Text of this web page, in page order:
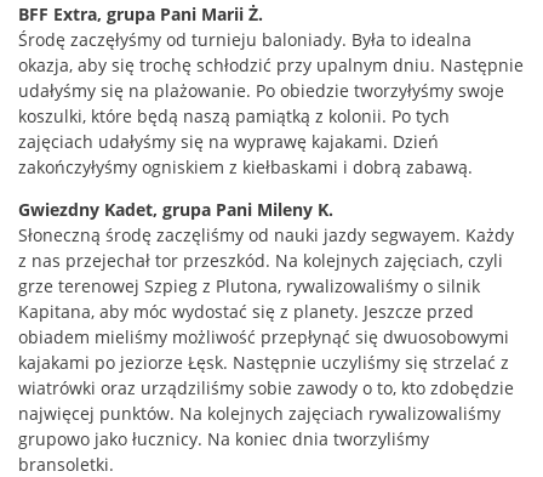
BFF Extra, grupa Pani Marii Ż.
Środę zaczęłyśmy od turnieju baloniady. Była to idealna
okazja, aby się trochę schłodzić przy upalnym dniu. Następnie
udałyśmy się na plażowanie. Po obiedzie tworzyłyśmy swoje
koszulki, które będą naszą pamiątką z kolonii. Po tych
zajęciach udałyśmy się na wyprawę kajakami. Dzień
zakończyłyśmy ogniskiem z kiełbaskami i dobrą zabawą.
Gwiezdny Kadet, grupa Pani Mileny K.
Słoneczną środę zaczęliśmy od nauki jazdy segwayem. Każdy
z nas przejechał tor przeszkód. Na kolejnych zajęciach, czyli
grze terenowej Szpieg z Plutona, rywalizowaliśmy o silnik
Kapitana, aby móc wydostać się z planety. Jeszcze przed
obiadem mieliśmy możliwość przepłynąć się dwuosobowymi
kajakami po jeziorze Łęsk. Następnie uczyliśmy się strzelać z
wiatrówki oraz urządziliśmy sobie zawody o to, kto zdobędzie
najwięcej punktów. Na kolejnych zajęciach rywalizowaliśmy
grupowo jako łucznicy. Na koniec dnia tworzyliśmy
bransoletki.